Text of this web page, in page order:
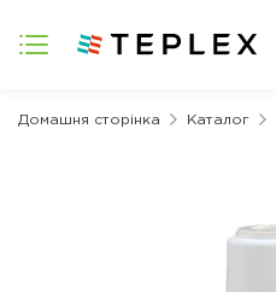
Домашня сторінка Каталог